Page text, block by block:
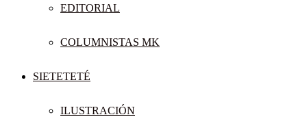
EDITORIAL
COLUMNISTAS MK
SIETETETÉ
ILUSTRACIÓN